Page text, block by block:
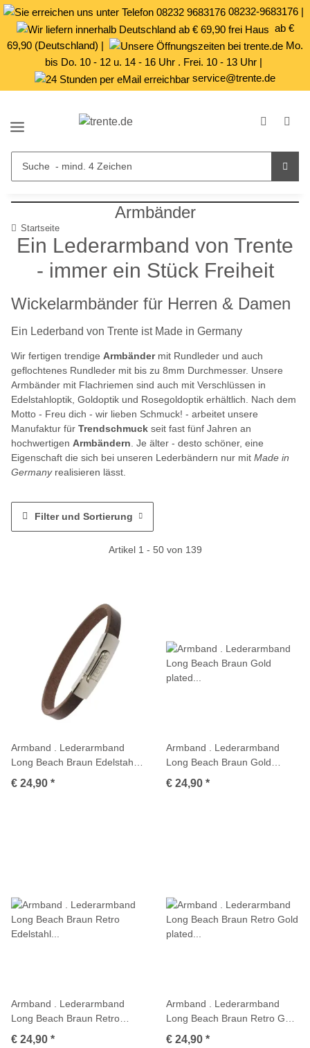
08232-9683176 |
ab €
69,90 (Deutschland) |
Mo.
bis Do. 10 - 12 u. 14 - 16 Uhr . Frei. 10 - 13 Uhr |
service@trente.de
Startseite
Armbänder
Ein Lederarmband von Trente
- immer ein Stück Freiheit
Wickelarmbänder für Herren & Damen
Ein Lederband von Trente ist Made in Germany
Wir fertigen trendige Armbändermit Rundleder und auch
geflochtenes Rundleder mit bis zu 8mm Durchmesser. Unsere
Armbänder mit Flachriemen sind auch mit Verschlüssen in
Edelstahloptik, Goldoptik und Rosegoldoptik erhältlich. Nach dem
Motto - Freu dich - wir lieben Schmuck! - arbeitet unsere
Manufaktur für Trendschmuck seit fast fünf Jahren an
hochwertigen Armbändern . Je älter - desto schöner, eine
Eigenschaft die sich bei unseren Lederbändern nur mit Made in
Germanyrealisieren lässt.
Filter und Sortierung
Artikel 1 - 50 von 139
Armband . Lederarmband
Long Beach Braun Edelstahl
poliert . M01707
€ 24,90 *
Armband . Lederarmband
Long Beach Braun Gold
plated poliert . M01708
€ 24,90 *
Armband . Lederarmband
Long Beach Braun Retro
Edelstahl poliert . M01695
€ 24,90 *
Armband . Lederarmband
Long Beach Braun Retro Gold
plated poliert . M01696
€ 24,90 *